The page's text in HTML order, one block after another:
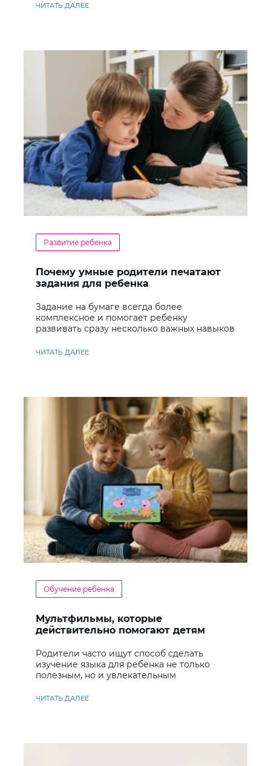
ЧИТАТЬ ДАЛЕЕ
Развитие ребенка
Почему умные родители печатают
задания для ребенка
Задание на бумаге всегда более
комплексное и помогает ребенку
развивать сразу несколько важных навыков
ЧИТАТЬ ДАЛЕЕ
Обучение ребенка
Мультфильмы, которые
действительно помогают детям
Родители часто ищут способ сделать
изучение языка для ребёнка не только
полезным, но и увлекательным
ЧИТАТЬ ДАЛЕЕ